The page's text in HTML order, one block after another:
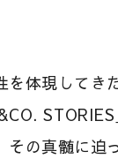
を体現してき
その真髄に迫